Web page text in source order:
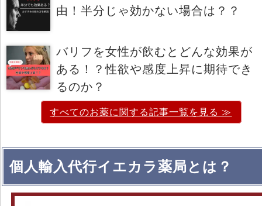
由！半分じゃ効かない場合は？？
バリフを女性が飲むとどんな効果が
ある！？性欲や感度上昇に期待でき
るのか？
すべてのお薬に関する記事一覧を見る ≫
個人輸入代行イエカラ薬局とは？